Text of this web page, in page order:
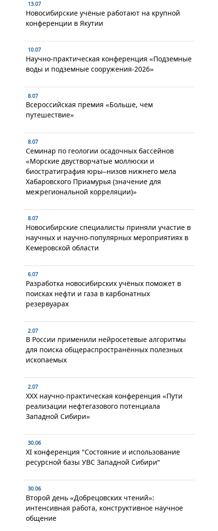
13.07
Новосибирские учёные работают на крупной
конференции в Якутии
10.07
Научно-практическая конференция «Подземные
воды и подземные сооружения-2026»
8.07
Всероссийская премия «Больше, чем
путешествие»
8.07
Семинар по геологии осадочных бассейнов
«Морские двустворчатые моллюски и
биостратиграфия юры–низов нижнего мела
Хабаровского Приамурья (значение для
межрегиональной корреляции)»
8.07
Новосибирские специалисты приняли участие в
научных и научно-популярных мероприятиях в
Кемеровской области
6.07
Разработка новосибирских учёных поможет в
поисках нефти и газа в карбонатных
резервуарах
2.07
В России применили нейросетевые алгоритмы
для поиска общераспространённых полезных
ископаемых
2.07
XXX научно-практическая конференция «Пути
реализации нефтегазового потенциала
Западной Сибири»
30.06
XI конференция "Состояние и использование
ресурсной базы УВС Западной Сибири"
30.06
Второй день «Добрецовских чтений»:
интенсивная работа, конструктивное научное
общение